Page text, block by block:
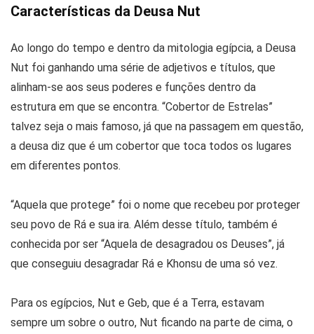
Características da Deusa Nut
Ao longo do tempo e dentro da mitologia egípcia, a Deusa
Nut foi ganhando uma série de adjetivos e títulos, que
alinham-se aos seus poderes e funções dentro da
estrutura em que se encontra. “Cobertor de Estrelas”
talvez seja o mais famoso, já que na passagem em questão,
a deusa diz que é um cobertor que toca todos os lugares
em diferentes pontos.
“Aquela que protege” foi o nome que recebeu por proteger
seu povo de Rá e sua ira. Além desse título, também é
conhecida por ser “Aquela de desagradou os Deuses”, já
que conseguiu desagradar Rá e Khonsu de uma só vez.
Para os egípcios, Nut e Geb, que é a Terra, estavam
sempre um sobre o outro, Nut ficando na parte de cima, o